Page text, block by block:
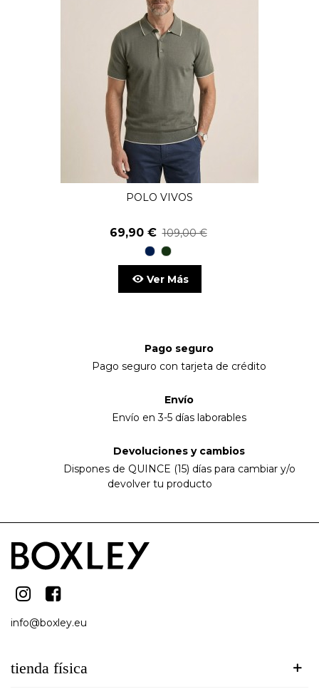
POLO VIVOS
69,90 € 109,00 €
98 48
Ver Más
Pago seguro
Pago seguro con tarjeta de crédito
Envío
Envío en 3-5 días laborables
Devoluciones y cambios
Dispones de QUINCE (15) días para cambiar y/o
devolver tu producto
info@boxley.eu
tienda física